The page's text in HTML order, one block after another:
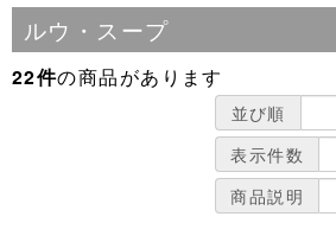
ルウ・スープ
22件の商品があります
並び順
表示件数
商品説明